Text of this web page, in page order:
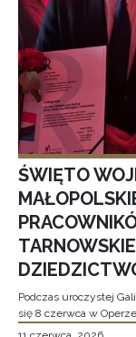
ŚWIĘTO
Podczas uroczystej
się 8 czerwca w